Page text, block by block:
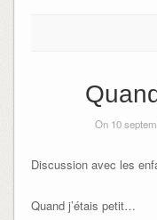
On 10
Discussion avec les
Quand j’étais petit…